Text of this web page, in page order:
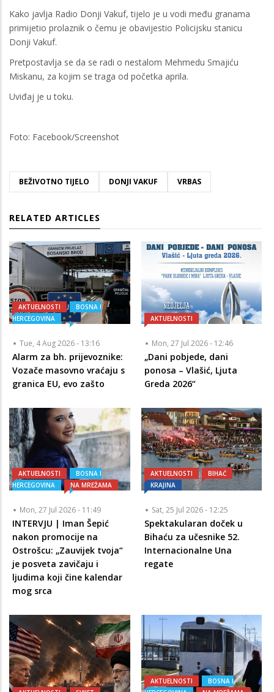
Kako javlja Radio Donji Vakuf, tijelo je u vodi među granama
primijetio prolaznik o čemu je obavijestio Policijsku stanicu
Donji Vakuf.
Pretpostavlja se da se radi o nestalom Mehmedu Smajiću
Miskanu, za kojim se traga od početka aprila.
Uviđaj je u toku.
Foto: Facebook/Screenshot
BEŽIVOTNO TIJELO DONJI VAKUF VRBAS
RELATED ARTICLES
AKTUELNOSTI
BOSNA I
HERCEGOVINA
Tue, 4 Aug 2026 - 13:16
Alarm za bh. prijevoznike:
Vozače masovno vraćaju s
granica EU, evo zašto
AKTUELNOSTI
Mon, 27 Jul 2026 - 12:46
„Dani pobjede, dani
ponosa – Vlašić, Ljuta
Greda 2026“
AKTUELNOSTI
BOSNA I
HERCEGOVINA
NA MREŽAMA
Mon, 27 Jul 2026 - 11:49
INTERVJU | Iman Šepić
nakon promocije na
Ostrošcu: „Zauvijek tvoja“
je posveta zavičaju i
ljudima koji čine kalendar
mog srca
AKTUELNOSTI
BIHAĆ
KRAJINA
Sat, 25 Jul 2026 - 12:25
Spektakularan doček u
Bihaću za učesnike 52.
Internacionalne Una
regate
AKTUELNOSTI
BOSNA I